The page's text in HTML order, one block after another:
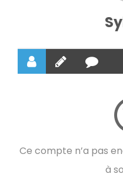
Ce compte n’a pas
à